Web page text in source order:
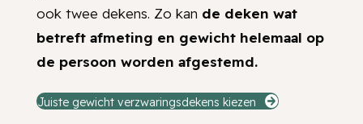
ook twee dekens. Zo kan de deken wat
betreft afmeting en gewicht helemaal op
de persoon worden afgestemd.
Juiste gewicht verzwaringsdekens kiezen